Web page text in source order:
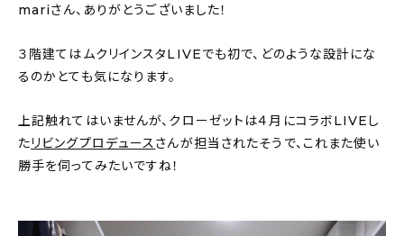
mariさん、ありがとうございました！
３階建てはムクリインスタLIVEでも初で、どのような設計にな
るのかとても気になります。
上記触れてはいませんが、クローゼットは４月にコラボLIVEし
たリビングプロデュースさんが担当されたそうで、これまた使い
勝手を伺ってみたいですね！